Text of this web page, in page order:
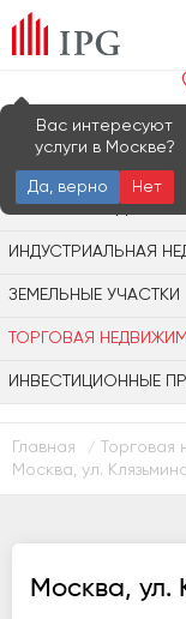
Вас интересуют
услуги в Москве?
Да, верно
Нет
ОФИСНАЯ
ИНДУСТРИАЛЬНАЯ
ЗЕМЕЛЬНЫЕ УЧАСТКИ
ТОРГОВАЯ
ИНВЕСТИЦИОННЫЕ
Главная / Торговая
Москва, ул.
Москва, ул.